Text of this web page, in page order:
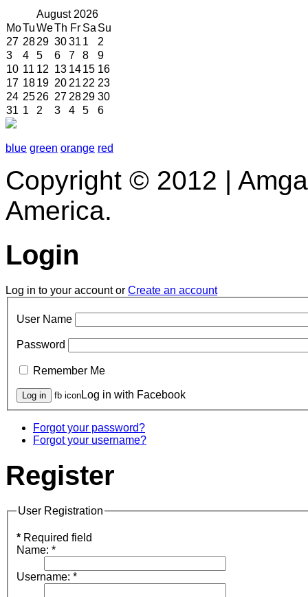
August 2026
MoTuWeTh Fr Sa Su
27 2829 3031 1
2
3
4 5 6 7 8
9
10 11 12 13 1415 16
17 1819 20 21 22 23
24 2526 27 2829 30
31 1 2 3 4 5 6
blue green orange red
Copyright © 2012 |
America.
Login
Log in to your account or Create an account
User Name
Password
Remember Me
fb icon Log in with Facebook
Forgot your password?
Forgot your username?
Register
User Registration
* Required field
Name: *
Username: *